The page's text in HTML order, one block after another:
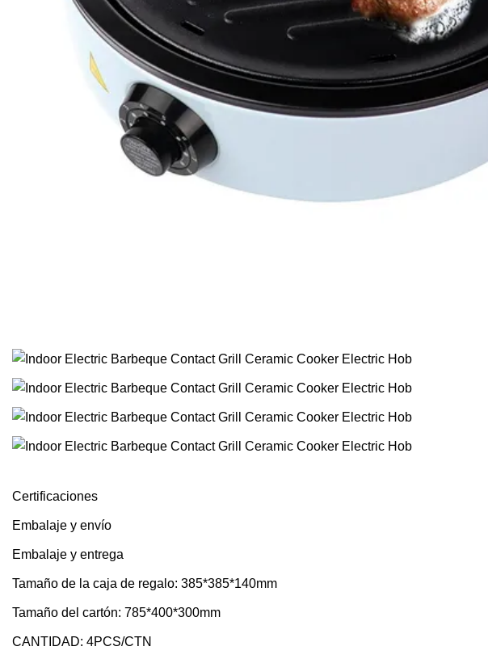
Certificaciones
Embalaje y envío
Embalaje y entrega
Tamaño de la caja de regalo: 385*385*140mm
Tamaño del cartón: 785*400*300mm
CANTIDAD: 4PCS/CTN